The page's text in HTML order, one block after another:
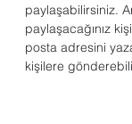
paylaşabilirsiniz.
paylaşacağınız
posta adresini
kişilere